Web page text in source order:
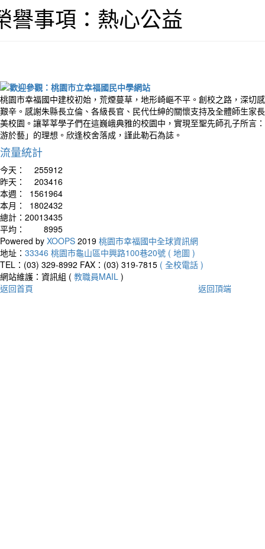
譽事項：熱心公益
桃園市幸福國中建校初始，荒煙蔓草，地形崎嶇不平。創校之路，深切
艱辛。感謝朱縣長立倫、各級長官、民代仕紳的關懷支持及全體師生家
美校園。讓莘莘學子們在這巍峨典雅的校園中，實現至聖先師孔子所言
游於藝」的理想。欣逢校舍落成，謹此勒石為誌。
流量統計
今天：
255912
昨天：
203416
本週：
1561964
本月：
1802432
總計： 20013435
平均：
8995
Powered by XOOPS 2019 桃園市幸福國中全球資訊網
地址： 33346 桃園市龜山區中興路100巷20號 ( 地圖 )
TEL：(03) 329-8992 FAX：(03) 319-7815 ( 全校電話 )
網站維護：資訊組 ( 教職員MAIL )
返回首頁
返回頂端